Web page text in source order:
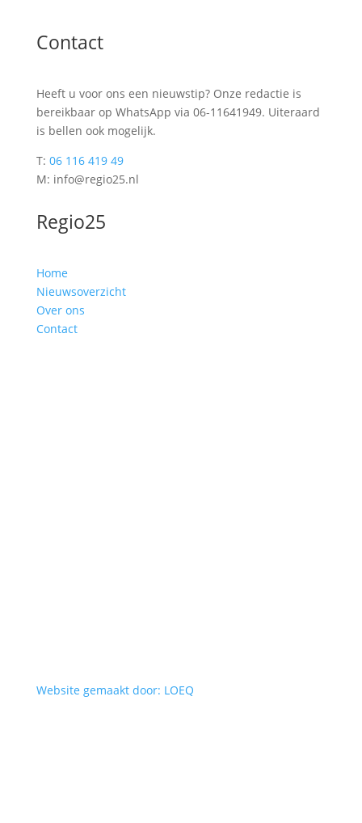
Contact
Heeft u voor ons een nieuwstip? Onze redactie is
bereikbaar op WhatsApp via 06-11641949. Uiteraard
is bellen ook mogelijk.
T: 06 116 419 49
M: info@regio25.nl
Regio25
Home
Nieuwsoverzicht
Over ons
Contact
Website gemaakt door: LOEQ